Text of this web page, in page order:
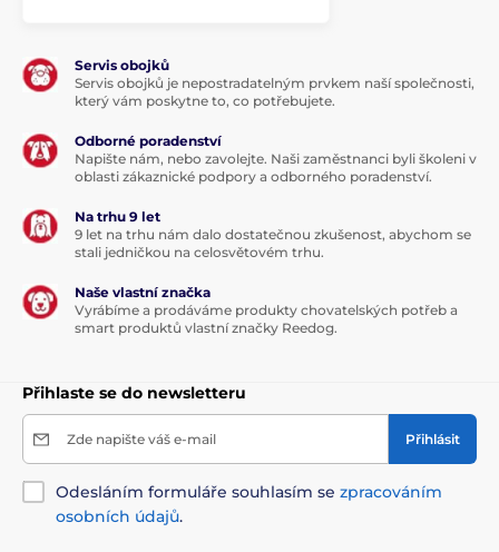
Servis obojků
Servis obojků je nepostradatelným prvkem naší společnosti,
který vám poskytne to, co potřebujete.
Odborné poradenství
Napište nám, nebo zavolejte. Naši zaměstnanci byli školeni v
oblasti zákaznické podpory a odborného poradenství.
Na trhu 9 let
9 let na trhu nám dalo dostatečnou zkušenost, abychom se
stali jedničkou na celosvětovém trhu.
Naše vlastní značka
Vyrábíme a prodáváme produkty chovatelských potřeb a
smart produktů vlastní značky Reedog.
Přihlaste se do newsletteru
Zde napište váš e-mail Přihlásit
Odesláním formuláře souhlasím se zpracováním
osobních údajů.